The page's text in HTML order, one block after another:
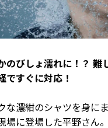
のびしょ濡れに！？ 難
ですぐに対応！
な濃紺のシャツを身に
場に登場した平野さん